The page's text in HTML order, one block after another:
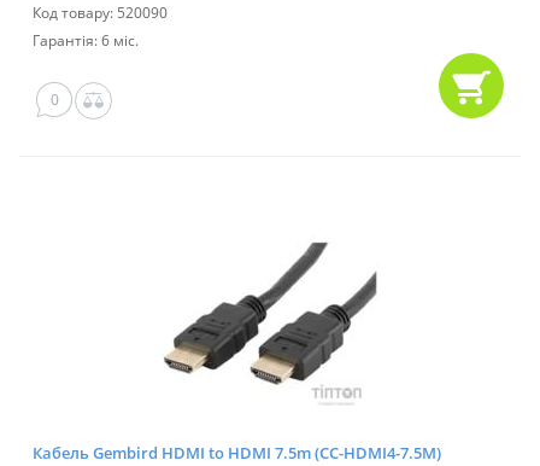
Код товару: 520090
Гарантія: 6 міс.
0
Кабель Gembird HDMI to HDMI 7.5m (CC-HDMI4-7.5M)